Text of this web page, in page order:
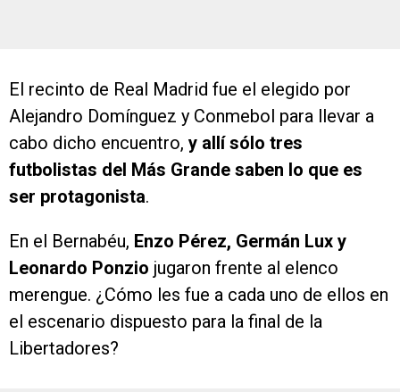
El recinto de Real Madrid fue el elegido por
Alejandro Domínguez y Conmebol para llevar a
cabo dicho encuentro, y allí sólo tres
futbolistas del Más Grande saben lo que es
ser protagonista.
En el Bernabéu, Enzo Pérez, Germán Lux y
Leonardo Ponzio jugaron frente al elenco
merengue. ¿Cómo les fue a cada uno de ellos en
el escenario dispuesto para la final de la
Libertadores?